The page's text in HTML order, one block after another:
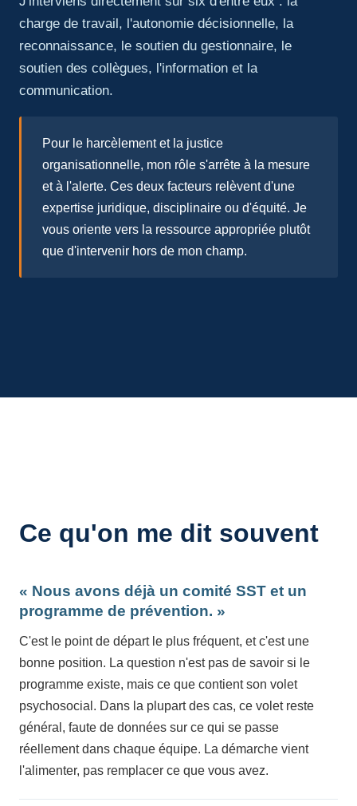
charge de travail, l'autonomie décisionnelle, la
reconnaissance, le soutien du gestionnaire, le
soutien des collègues, l'information et la
communication.
Pour le harcèlement et la justice
organisationnelle, mon rôle s'arrête à la mesure
et à l'alerte. Ces deux facteurs relèvent d'une
expertise juridique, disciplinaire ou d'équité. Je
vous oriente vers la ressource appropriée plutôt
que d'intervenir hors de mon champ.
Ce qu'on me dit souvent
« Nous avons déjà un comité SST et un
programme de prévention. »
C'est le point de départ le plus fréquent, et c'est une
bonne position. La question n'est pas de savoir si le
programme existe, mais ce que contient son volet
psychosocial. Dans la plupart des cas, ce volet reste
général, faute de données sur ce qui se passe
réellement dans chaque équipe. La démarche vient
l'alimenter, pas remplacer ce que vous avez.